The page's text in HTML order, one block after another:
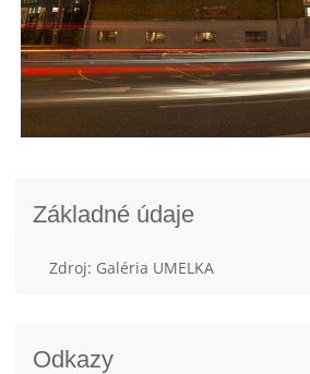
Základné údaje
Zdroj: Galéria UMELKA
Odkazy